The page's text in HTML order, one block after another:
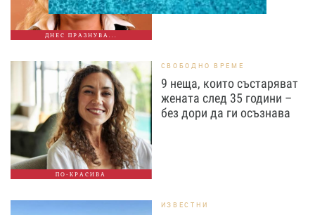
ДНЕС ПРАЗНУВА...
ПО-КРАСИВА
СВОБОДНО ВРЕМЕ
9 неща, които състаряват
жената след 35 години –
без дори да ги осъзнава
ИЗВЕСТНИ